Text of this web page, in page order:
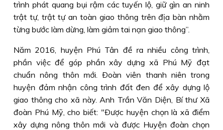
trình phát quang bụi rậm các tuyến lộ, giữ gìn an ninh
trật tự, trật tự an toàn giao thông trên địa bàn nhằm
từng bước làm dừng, làm giảm tai nạn giao thông”.
Năm 2016, huyện Phú Tân đề ra nhiều công trình,
phần việc để góp phần xây dựng xã Phú Mỹ đạt
chuẩn nông thôn mới. Ðoàn viên thanh niên trong
huyện đảm nhận công trình đất đen để xây dựng lộ
giao thông cho xã này. Anh Trần Văn Diện, Bí thư Xã
đoàn Phú Mỹ, cho biết: "Ðược huyện chọn là xã điểm
xây dựng nông thôn mới và được Huyện đoàn chọn